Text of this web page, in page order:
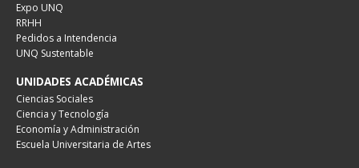
Expo UNQ
RRHH
Pedidos a Intendencia
UNQ Sustentable
UNIDADES ACADÉMICAS
Ciencias Sociales
Ciencia y Tecnología
Economía y Administración
Escuela Universitaria de Artes